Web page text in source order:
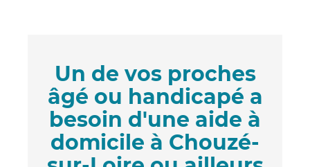
Un de vos proches
âgé ou handicapé a
besoin d'une aide à
domicile à Chouzé-